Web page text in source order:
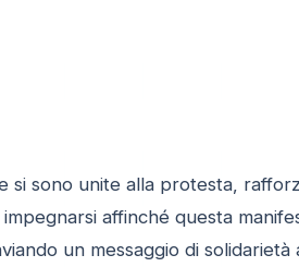
si sono unite alla protesta,
affinché questa
un messaggio di